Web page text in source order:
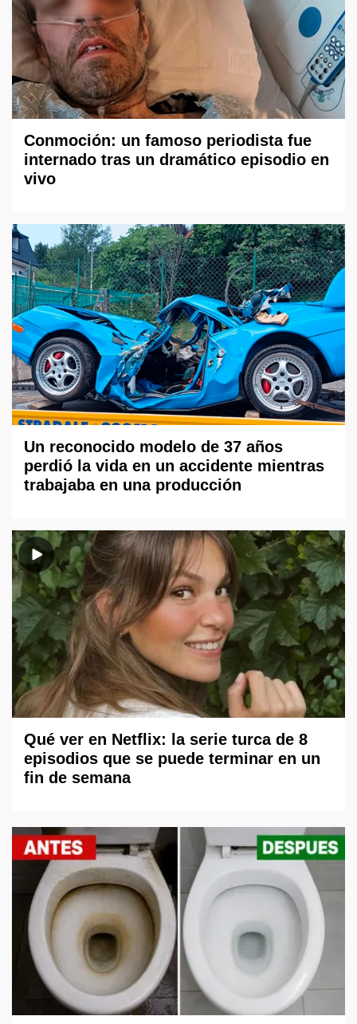
Conmoción: un famoso periodista fue
internado tras un dramático episodio en
vivo
Un reconocido modelo de 37 años
perdió la vida en un accidente mientras
trabajaba en una producción
Qué ver en Netflix: la serie turca de 8
episodios que se puede terminar en un
fin de semana